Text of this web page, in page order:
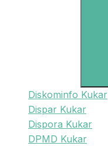
Diskominfo Kukar
Dispar Kukar
Dispora Kukar
DPMD Kukar